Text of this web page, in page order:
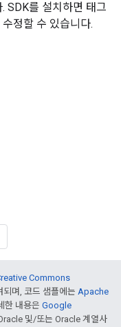
SDK를 설치하면 태그
정할 수 있습니다.
Commons
되며, 코드 샘플에는 Apache
한 내용은 Google
및/또는 Oracle 계열사